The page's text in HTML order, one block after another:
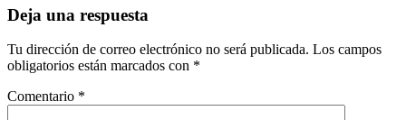
Deja una respuesta
Tu dirección de correo electrónico no será publicada. Los campos
obligatorios están marcados con *
Comentario *